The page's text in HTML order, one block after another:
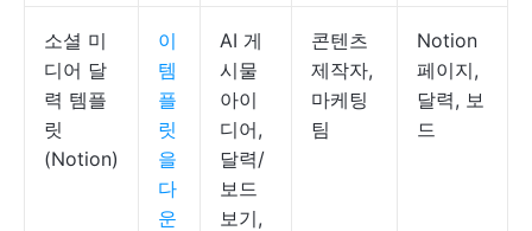
소셜 미
디어 달
력 템플
릿
(Notion)
이
템
플
릿
을
다
운
AI 게
시물
아이
디어,
달력/
보드
보기,
콘텐츠
제작자,
마케팅
팀
Notion
페이지,
달력, 보
드